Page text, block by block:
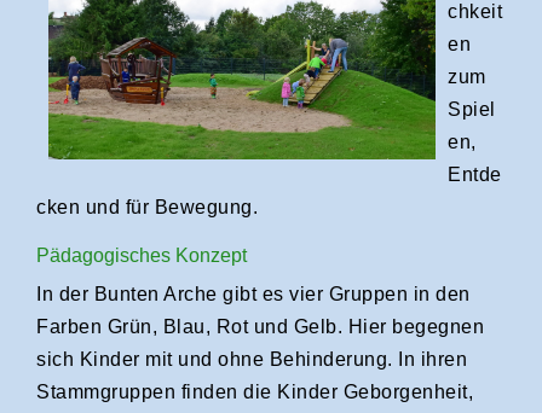
chkeit
en
zum
Spiel
en,
Entde
cken und für Bewegung.
Pädagogisches Konzept
In der Bunten Arche gibt es vier Gruppen in den
Farben Grün, Blau, Rot und Gelb. Hier begegnen
sich Kinder mit und ohne Behinderung. In ihren
Stammgruppen finden die Kinder Geborgenheit,